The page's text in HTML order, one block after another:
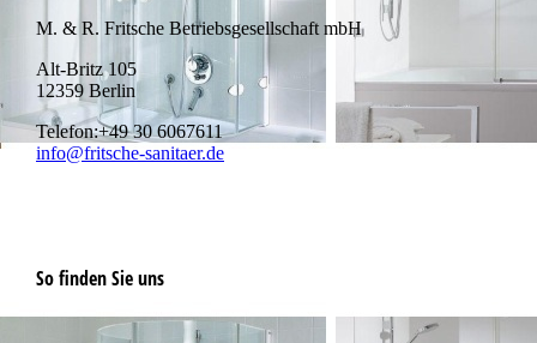
M. & R. Fritsche Betriebsgesellschaft mbH
Alt-Britz 105
12359 Berlin
Telefon:+49 30 6067611
info@fritsche-sanitaer.de
So finden Sie uns